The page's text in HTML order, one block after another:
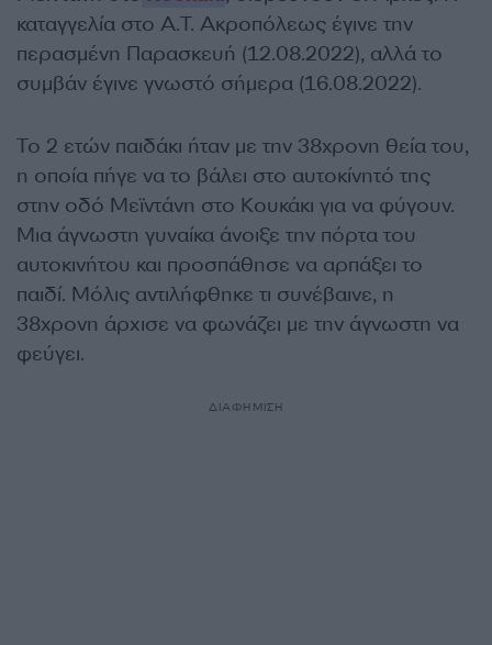
καταγγελία στο Α.Τ. Ακροπόλεως έγινε την
περασμένη Παρασκευή (12.08.2022), αλλά το
συμβάν έγινε γνωστό σήμερα (16.08.2022).
Το 2 ετών παιδάκι ήταν με την 38χρονη θεία του,
η οποία πήγε να το βάλει στο αυτοκίνητό της
στην οδό Μεϊντάνη στο Κουκάκι για να φύγουν.
Μια άγνωστη γυναίκα άνοιξε την πόρτα του
αυτοκινήτου και προσπάθησε να αρπάξει το
παιδί. Μόλις αντιλήφθηκε τι συνέβαινε, η
38χρονη άρχισε να φωνάζει με την άγνωστη να
φεύγει.
ΔΙΑΦΗΜΙΣΗ